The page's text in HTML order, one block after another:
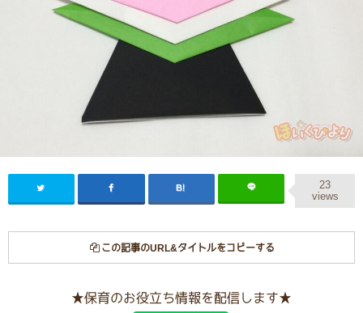
23
views
この記事のURL&タイトルをコピーする
★保育のお役立ち情報を配信します★